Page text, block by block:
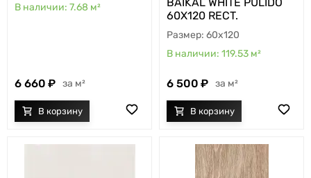
7.68 м²
6 660 м²
60X120 RECT.
60x120
119.53 м²
6 500 м²